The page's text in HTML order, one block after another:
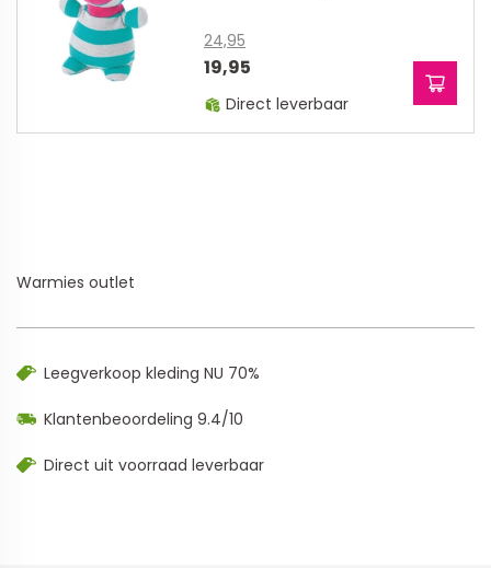
24,95
19,95
Direct leverbaar
Warmies outlet
Leegverkoop kleding NU 70%
Direct uit voorraad leverbaar
Klantenbeoordeling 9.4/10